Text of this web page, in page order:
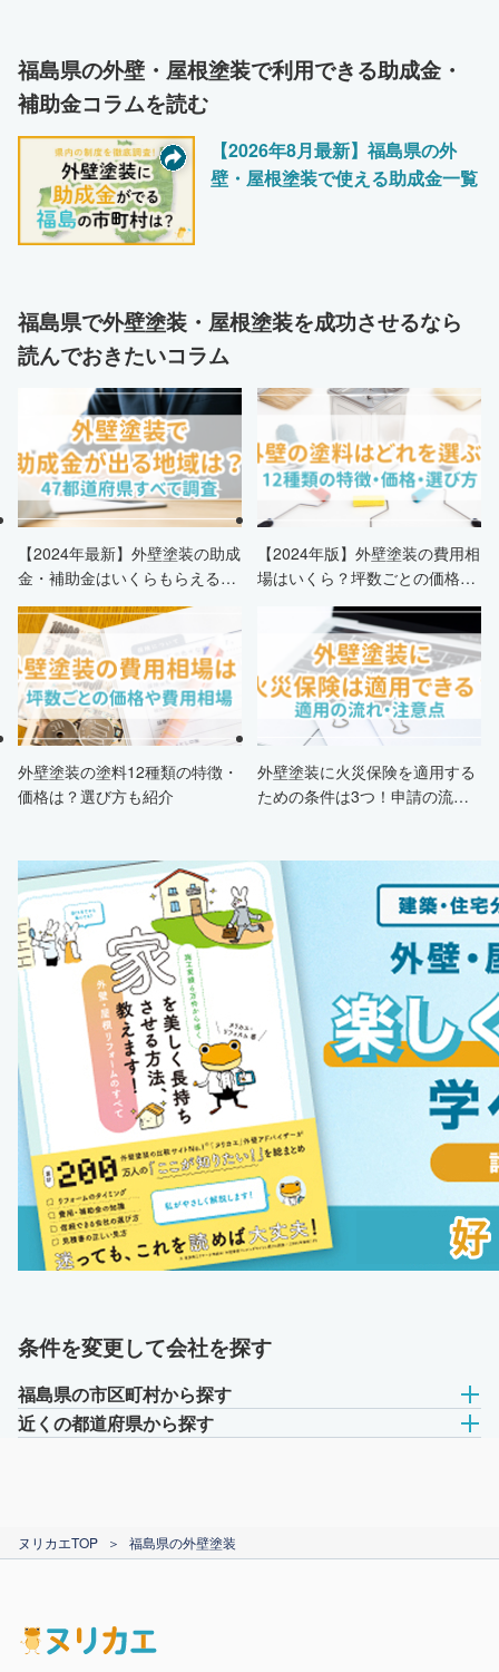
福島県の外壁・屋根塗装で利用できる助成金・
補助金コラムを読む
【2026年8月最新】福島県の外
壁・屋根塗装で使える助成金一覧
福島県で外壁塗装・屋根塗装を成功させるなら
読んでおきたいコラム
【2024年最新】外壁塗装の助成
金・補助金はいくらもらえる？
申請条件・市区町村情報・安く
する方法も紹介！
【2024年版】外壁塗装の費用相
場はいくら？坪数ごとの価格も
外壁塗装の塗料12種類の特徴・
価格は？選び方も紹介
外壁塗装に火災保険を適用する
ための条件は3つ！申請の流
条件を変更して会社を探す
福島県の市区町村から探す
近くの都道府県から探す
ヌリカエTOP ＞ 福島県の外壁塗装